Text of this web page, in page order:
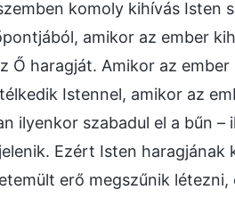
komoly kihívás Isten
amikor az ember
Ő haragját. Amikor az ember
Istennel, amikor az
ilyenkor szabadul el a bűn –
Ezért Isten haragjának
erő megszűnik létezni,